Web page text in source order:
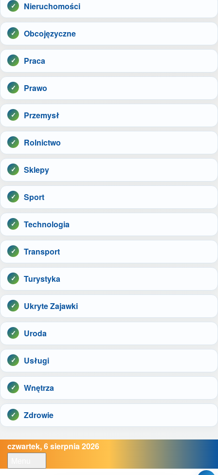
Nieruchomości
Obcojęzyczne
Praca
Prawo
Przemysł
Rolnictwo
Sklepy
Sport
Technologia
Transport
Turystyka
Ukryte Zajawki
Uroda
Usługi
Wnętrza
Zdrowie
czwartek, 6 sierpnia 2026